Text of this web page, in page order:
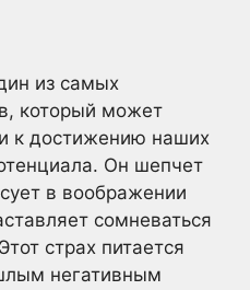
из самых
который может
к достижению наших
Он шепчет
в воображении
сомневаться
страх питается
негативным